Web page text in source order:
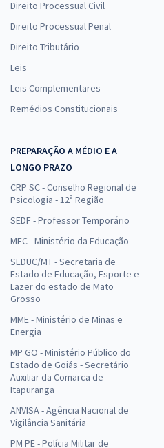
Direito Processual Civil
Direito Processual Penal
Direito Tributário
Leis
Leis Complementares
Remédios Constitucionais
PREPARAÇÃO A MÉDIO E A
LONGO PRAZO
CRP SC - Conselho Regional de
Psicologia - 12ª Região
SEDF - Professor Temporário
MEC - Ministério da Educação
SEDUC/MT - Secretaria de
Estado de Educação, Esporte e
Lazer do estado de Mato
Grosso
MME - Ministério de Minas e
Energia
MP GO - Ministério Público do
Estado de Goiás - Secretário
Auxiliar da Comarca de
Itapuranga
ANVISA - Agência Nacional de
Vigilância Sanitária
PM PE - Polícia Militar de